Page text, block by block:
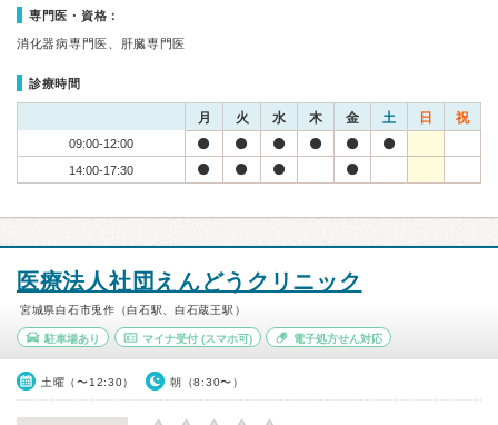
専門医・資格：
消化器病専門医、肝臓専門医
診療時間
月 火 水 木 金 土 日 祝
09:00-12:00
14:00-17:30
医療法人社団えんどうクリニック
宮城県白石市兎作（白石駅、白石蔵王駅）
駐車場あり マイナ受付(スマホ可) 電子処方せん対応
土曜（〜12:30） 朝（8:30〜）